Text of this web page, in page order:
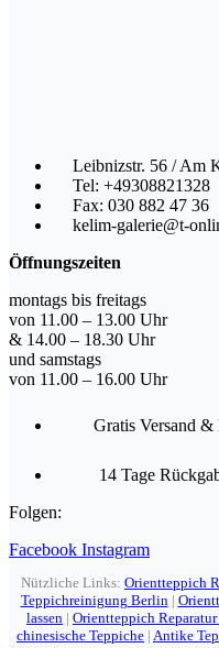
Leibnizstr. 56 / Am
Tel: +49308821328
Fax: 030 882 47 36
kelim-galerie@t-
Öffnungszeiten
montags bis freitags
von 11.00 – 13.00 Uhr
& 14.00 – 18.30 Uhr
und samstags
von 11.00 – 16.00 Uhr
Gratis Versand
14 Tage
Folgen:
Facebook Instagram
Nützliche Links: Orientteppich
Teppichreinigung Berlin |
lassen | Orientteppich Reparatur
chinesische Teppiche | Antike